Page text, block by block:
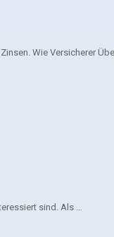
Wie Versicherer
sind. Als …